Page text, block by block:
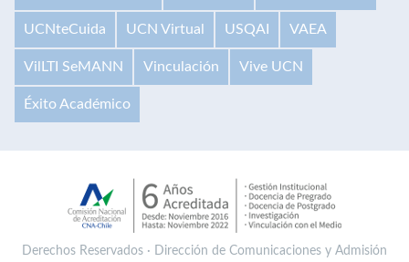
UCNteCuida UCN Virtual USQAI VAEA
VilLTI SeMANN Vinculación Vive UCN
Éxito Académico
Derechos Reservados · Dirección de Comunicaciones y Admisión